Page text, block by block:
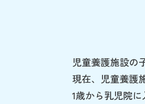
児童養護施設の
現在、児童養護
1歳から乳児院